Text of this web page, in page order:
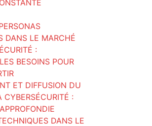
DANS LE MARCHÉ
:
BESOINS POUR
ET DIFFUSION DU
:
DANS LE